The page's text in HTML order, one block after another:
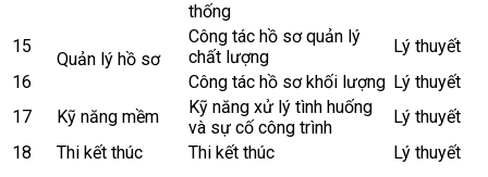
thống
15
Quản lý hồ sơ
Công tác hồ sơ quản lý
chất lượng
Lý thuyết
16
Công tác hồ sơ khối lượng Lý thuyết
17
Kỹ năng mềm
Kỹ năng xử lý tình huống
và sự cố công trình
Lý thuyết
18
Thi kết thúc Thi kết thúc Lý thuyết